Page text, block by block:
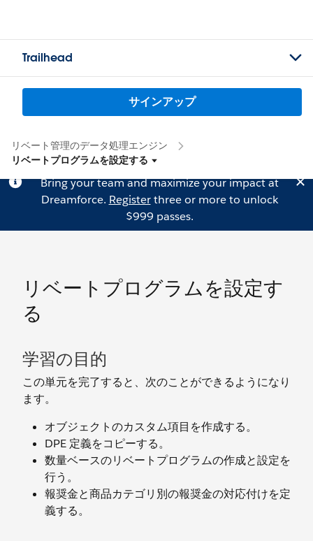
Trailhead
サインアップ
リベート管理のデータ処理エンジン
リベートプログラムを設定する
Bring your team and maximize your impact at
Dreamforce. Registerthree or more to unlock
$999 passes.
リベートプログラムを設定す
る
学習の目的
この単元を完了すると、次のことができるようになり
ます。
オブジェクトのカスタム項目を作成する。
DPE 定義をコピーする。
数量ベースのリベートプログラムの作成と設定を
行う。
報奨金と商品カテゴリ別の報奨金の対応付けを定
義する。